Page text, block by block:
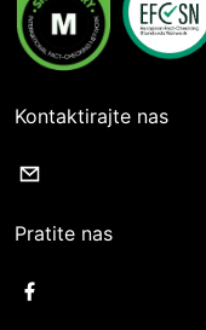
Kontaktirajte nas
Pratite nas